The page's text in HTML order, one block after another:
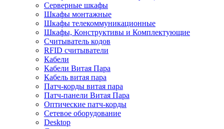
Серверные шкафы
Шкафы монтажные
Шкафы телекоммуникационные
Шкафы, Конструктивы и Комплектующие
Считыватель кодов
RFID считыватели
Кабели
Кабели Витая Пара
Кабель витая пара
Патч-корды витая пара
Патч-панели Витая Пара
Оптические патч-корды
Сетевое оборудование
Desktop